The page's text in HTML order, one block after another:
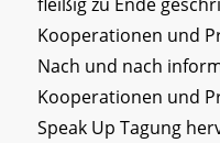
Kooperationen und
Nach und nach
Kooperationen und
Speak Up Tagung